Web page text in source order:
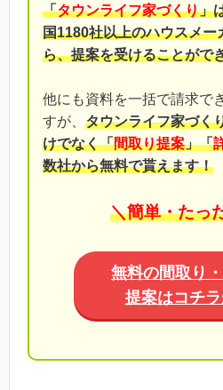
「タウンライフ家づくり」
国1180社以上のハウスメー
ら、提案を受けることがで
他にも資料を一括で請求で
すが、 タウンライフ家づく
けでなく「間取り提案」「
数社から無料で貰えます！
＼簡単・たっ
無料の間取り
提案はコチ